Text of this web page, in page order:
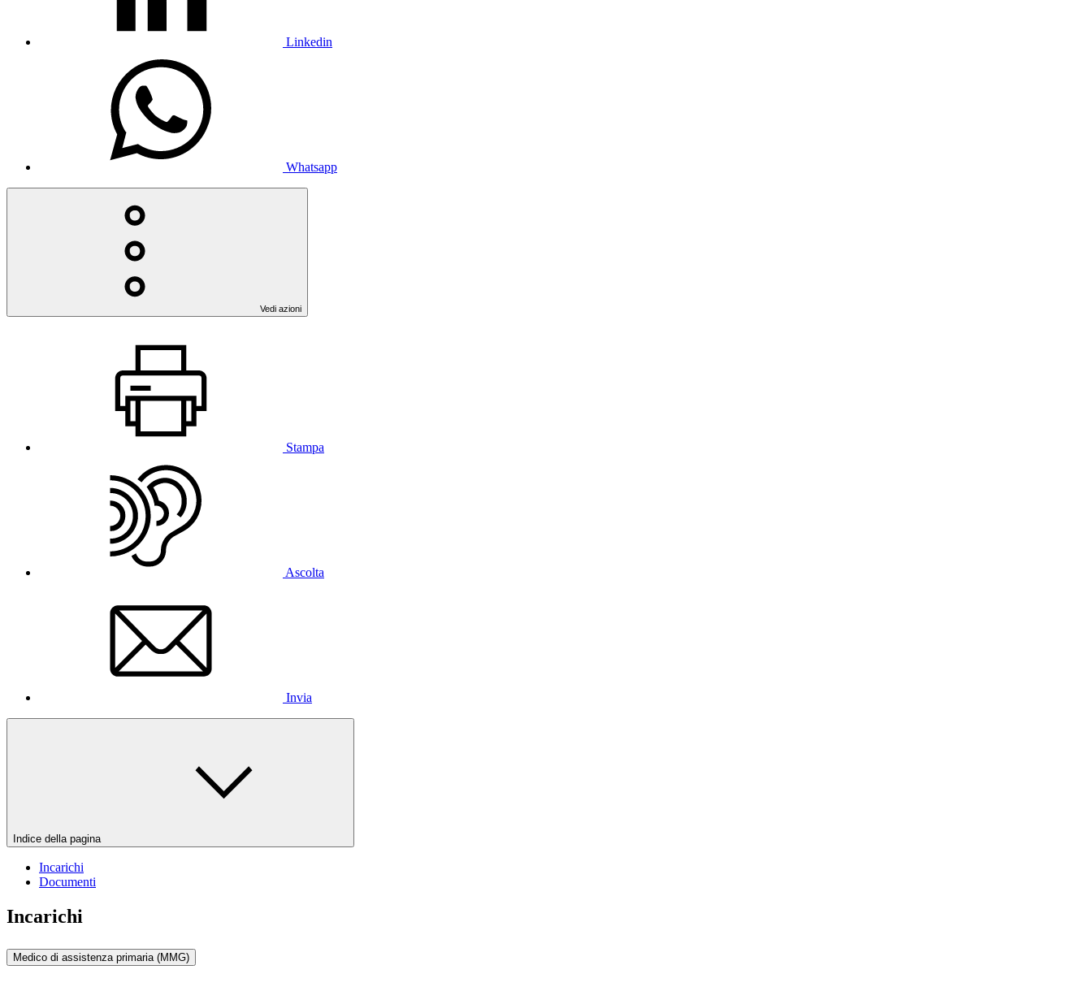
Linkedin
Whatsapp
Vedi azioni
Stampa
Ascolta
Invia
Indice della pagina
Incarichi
Documenti
Incarichi
Medico di assistenza primaria (MMG)